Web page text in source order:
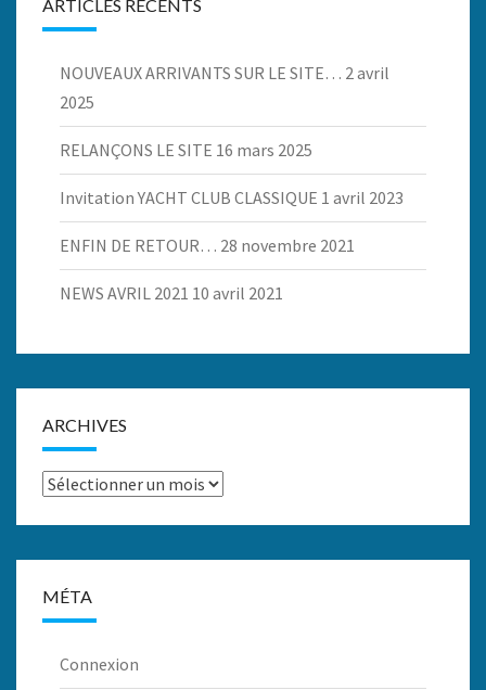
ARTICLES RÉCENTS
NOUVEAUX ARRIVANTS SUR LE SITE… 2 avril
2025
RELANÇONS LE SITE 16 mars 2025
Invitation YACHT CLUB CLASSIQUE 1 avril 2023
ENFIN DE RETOUR… 28 novembre 2021
NEWS AVRIL 2021 10 avril 2021
ARCHIVES
Archives
MÉTA
Connexion